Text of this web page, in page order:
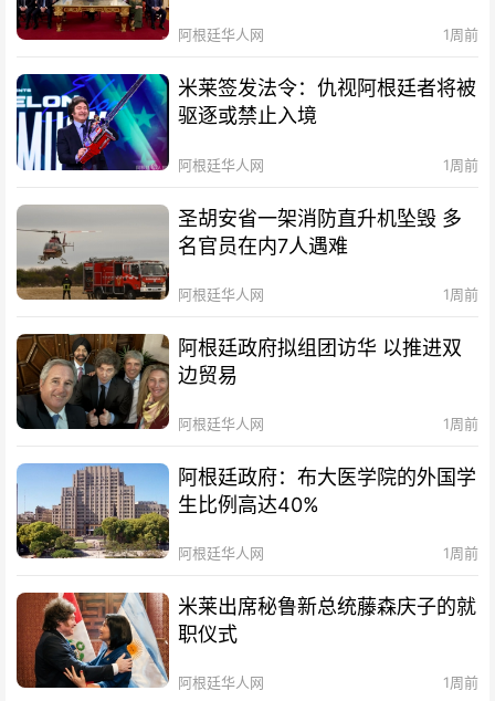
阿根廷华人网 1周前
米莱签发法令：仇视阿根廷者将被
驱逐或禁止入境
阿根廷华人网 1周前
圣胡安省一架消防直升机坠毁 多
名官员在内7人遇难
阿根廷华人网 1周前
阿根廷政府拟组团访华 以推进双
边贸易
阿根廷华人网 1周前
阿根廷政府：布大医学院的外国学
生比例高达40%
阿根廷华人网 1周前
米莱出席秘鲁新总统藤森庆子的就
职仪式
阿根廷华人网 1周前